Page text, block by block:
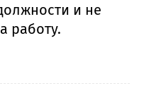
и не
работу.